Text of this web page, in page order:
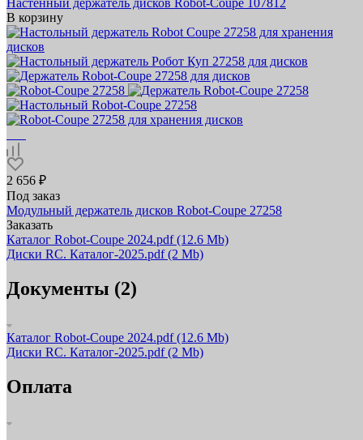
Настенный держатель дисков Robot-Coupe 107812
В корзину
2 656 ₽
Под заказ
Модульный держатель дисков Robot-Coupe 27258
Заказать
Каталог Robot-Coupe 2024.pdf(12.6 Mb)
Диски RC. Каталог-2025.pdf(2 Mb)
Документы (2)
Каталог Robot-Coupe 2024.pdf(12.6 Mb)
Диски RC. Каталог-2025.pdf(2 Mb)
Оплата